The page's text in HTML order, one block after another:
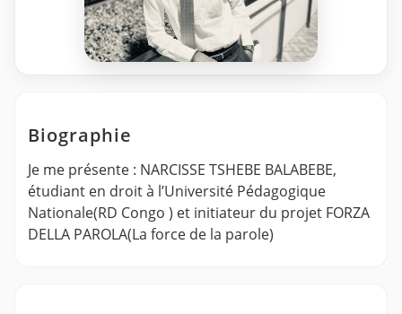
Biographie
Je me présente : NARCISSE TSHEBE BALABEBE,
étudiant en droit à l’Université Pédagogique
Nationale(RD Congo ) et initiateur du projet FORZA
DELLA PAROLA(La force de la parole)